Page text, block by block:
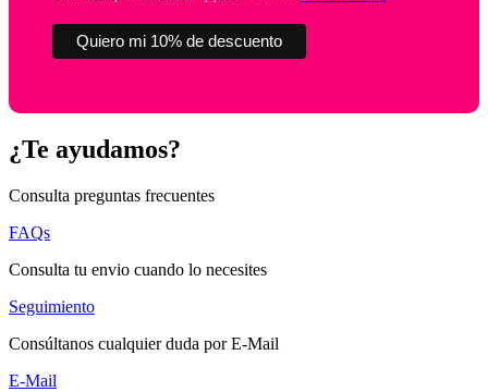
¿Te ayudamos?
Consulta preguntas frecuentes
FAQs
Consulta tu envio cuando lo necesites
Seguimiento
Consúltanos cualquier duda por E-Mail
E-Mail